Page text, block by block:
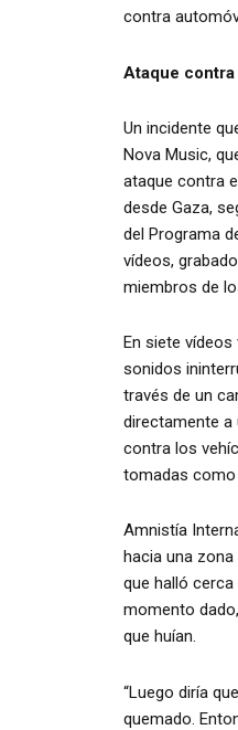
contra
Ataque
Un incidente
Nova Music,
ataque contra
desde Gaza,
del Programa
vídeos,
miembros de
En siete
sonidos
través de un
directamente a
contra los
tomadas como
Amnistía
hacia una
que halló
momento
que huían.
“Luego diría
quemado.